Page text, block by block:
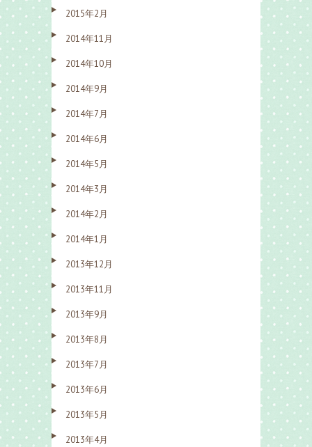
2015年2月
2014年11月
2014年10月
2014年9月
2014年7月
2014年6月
2014年5月
2014年3月
2014年2月
2014年1月
2013年12月
2013年11月
2013年9月
2013年8月
2013年7月
2013年6月
2013年5月
2013年4月